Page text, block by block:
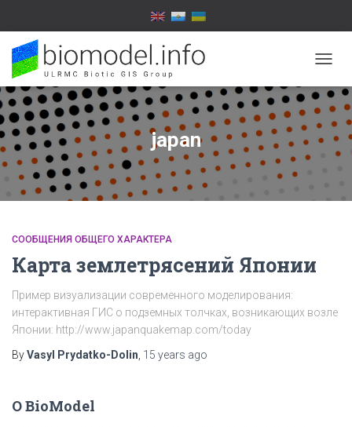
japan
СООБЩЕНИЯ ОБЩЕГО ХАРАКТЕРА
Карта землетрясений Японии
Пример визуализации современного моделирования:
интерактивная ГИС о подземных толчках, возникающих возле
Японии: http://www.japanquakemap.com/today
ByVasyl Prydatko-Dolin 15 years ago
О BioModel